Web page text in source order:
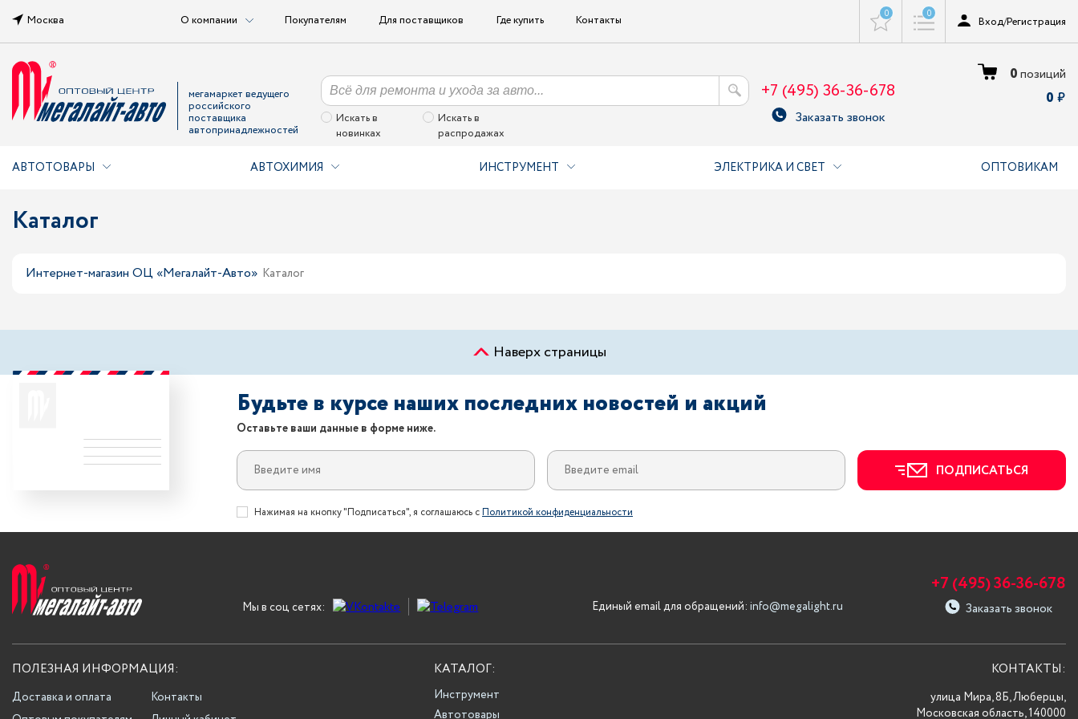
Москва О компании Покупателям Для поставщиков Где купить Контакты 0 0
Вход/Регистрация
мегамаркет ведущего
российского
поставщика
автопринадлежностей
Искать в
новинках
Искать в
распродажах
+7 (495) 36-36-678
Заказать звонок
0позиций
0
АВТОТОВАРЫ АВТОХИМИЯ ИНСТРУМЕНТ ЭЛЕКТРИКА И СВЕТ ОПТОВИКАМ
Каталог
Интернет-магазин ОЦ «Мегалайт-Авто» Каталог
Наверх страницы
Будьте в курсе наших последних новостей и акций
Оставьте ваши данные в форме ниже.
ПОДПИСАТЬСЯ
Нажимая на кнопку "Подписаться", я соглашаюсь сПолитикой конфиденциальности
Мы в соц сетях: Единый email для обращений: info@megalight.ru
+7 (495) 36-36-678
Заказать звонок
ПОЛЕЗНАЯ ИНФОРМАЦИЯ:
Доставка и оплата
Контакты
КАТАЛОГ:
Инструмент
Автотовары
КОНТАКТЫ:
улица Мира, 8Б, Люберцы,
Московская область, 140000